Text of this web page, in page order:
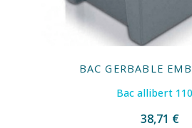
BAC GERBABLE
Bac allibert
38,71 €